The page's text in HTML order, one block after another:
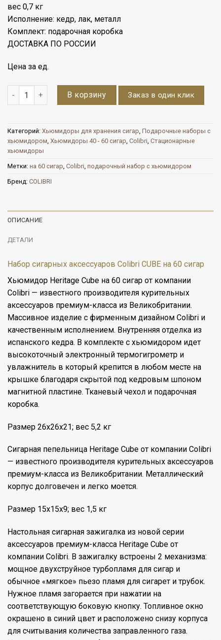
вес 0,7 кг
Исполнение: кедр, лак, металл
Комплект: подарочная коробка
ДОСТАВКА ПО РОССИИ
Цена за ед.
Количество В корзину Заказ в один клик
Категорий: Хьюмидоры для хранения сигар Подарочные наборы с
хьюмидором Хьюмидоры 40 - 60 сигар Colibri Стационарные
хьюмидоры
Метки: на 60 сигар Colibri подарочный набор с хьюмидором
Бренд: COLIBRI
ОПИСАНИЕ
ДЕТАЛИ
Набор сигарных аксессуаров Colibri CUBE на 60 сигар
Хьюмидор Heritage Cube на 60 сигар от компании
Colibri — известного производителя курительных
аксессуаров премиум-класса из Великобритании.
Массивное изделие с фирменным дизайном Colibri и
качественным исполнением. Внутренняя отделка из
испанского кедра. В комплекте с хьюмидором идет
высокоточный электронный термогигрометр и
увлажнитель в который крепится в любом месте на
крышке благодаря скрытой под кедровым шпоном
магнитной пластине. Тканевый чехол и подарочная
коробка.
Размер 26х26х21; вес 5,2 кг
Сигарная пепельница Heritage Cube от компании Colibri
— известного производителя курительных аксессуаров
премиум-класса из Великобритании. Металлический
корпус долговечен и легко моется.
Размер 15x15x9; вес 1,5 кг
Настольная сигарная зажигалка из новой серии
аксессуаров премиум-класса Heritage Cube от
компании Colibri. В зажигалку встроены 2 механизма:
мощное двухструйное турбопламя для сигар и
обычное «мягкое» пьезо пламя для сигарет и трубок.
Нужное пламя загорается при нажатии на
соответствующую боковую кнопку. Топливное окно
окрашено в синий цвет и расположено снизу корпуса
для считывания количества заправленного газа.